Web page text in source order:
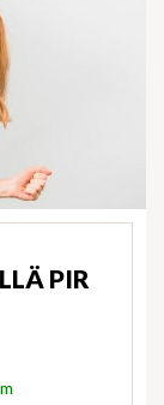
PIR